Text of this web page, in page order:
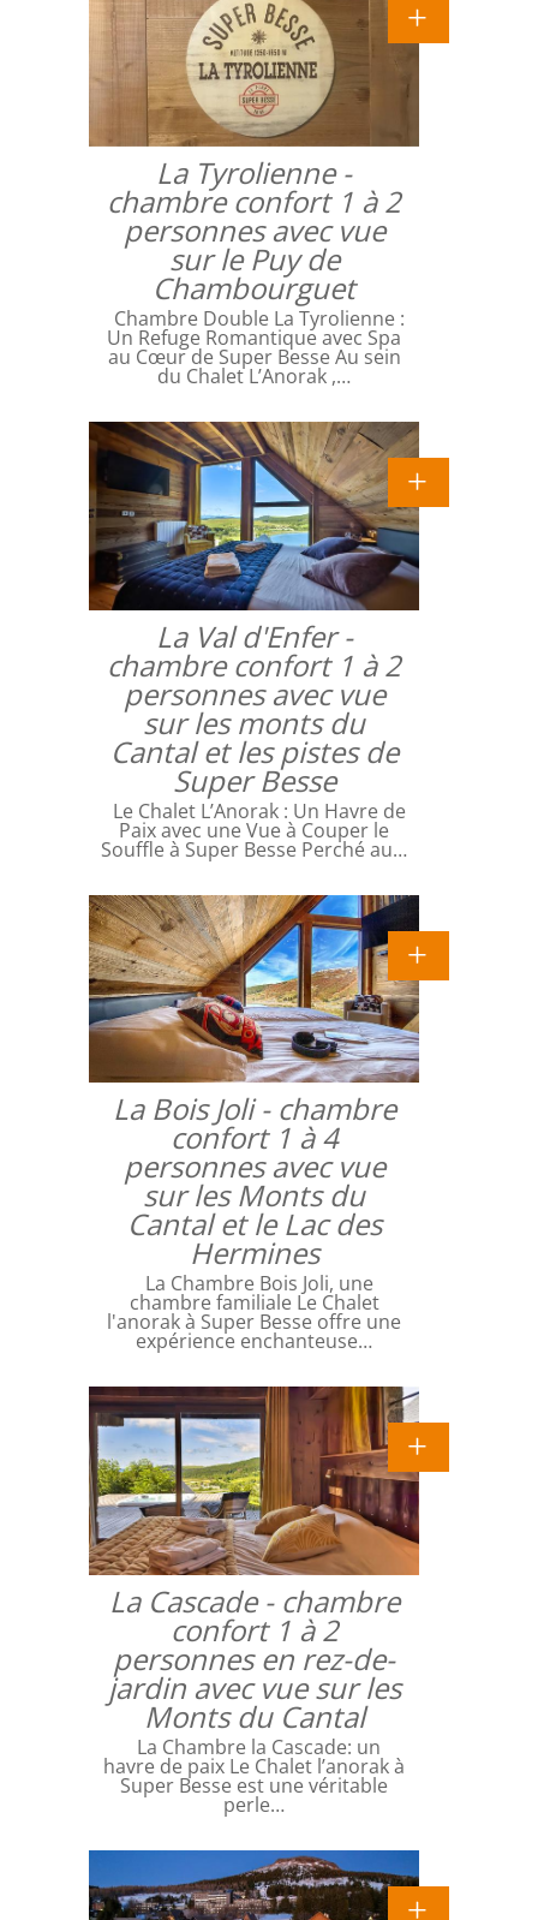
La Tyrolienne -
chambre confort 1 à 2
personnes avec vue
sur le Puy de
Chambourguet
Chambre Double La Tyrolienne :
Un Refuge Romantique avec Spa
au Cœur de Super Besse Au sein
du Chalet L’Anorak ,…
La Val d'Enfer -
chambre confort 1 à 2
personnes avec vue
sur les monts du
Cantal et les pistes de
Super Besse
Le Chalet L’Anorak : Un Havre de
Paix avec une Vue à Couper le
Souffle à Super Besse Perché au…
La Bois Joli - chambre
confort 1 à 4
personnes avec vue
sur les Monts du
Cantal et le Lac des
Hermines
La Chambre Bois Joli, une
chambre familiale Le Chalet
l'anorak à Super Besse offre une
expérience enchanteuse…
La Cascade - chambre
confort 1 à 2
personnes en rez-de-
jardin avec vue sur les
Monts du Cantal
La Chambre la Cascade: un
havre de paix Le Chalet l’anorak à
Super Besse est une véritable
perle…